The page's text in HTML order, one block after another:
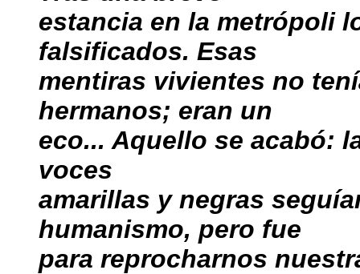
estancia en la metrópoli
falsificados. Esas
mentiras vivientes no
hermanos; eran un
eco... Aquello se acabó:
voces
amarillas y negras
humanismo, pero fue
para reprocharnos